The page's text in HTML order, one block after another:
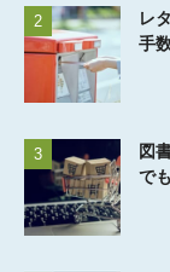
2
レ
手
3
図
で